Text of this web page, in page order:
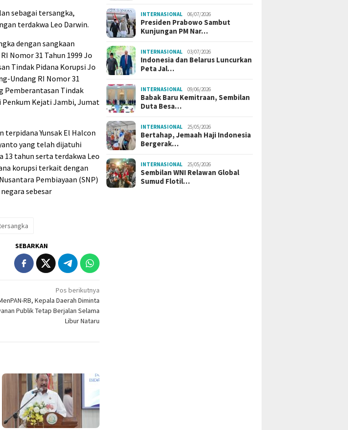
sebagai tersangka,
terdakwa Leo Darwin.
dengan sangkaan
Nomor 31 Tahun 1999 Jo
Tindak Pidana Korupsi Jo
Undang RI Nomor 31
Pemberantasan Tindak
Penkum Kejati Jambi, Jumat
terpidana Yunsak El Halcon
yang telah dijatuhi
13 tahun serta terdakwa Leo
korupsi terkait dengan
Pembiayaan (SNP)
sebesar
SEBARKAN
Pos berikutnya
RB, Kepala Daerah Diminta
Publik Tetap Berjalan Selama
Libur Nataru
INTERNASIONAL 06/07/2026
Presiden Prabowo Sambut
Kunjungan PM Nar…
INTERNASIONAL 03/07/2026
Indonesia dan Belarus Luncurkan
Peta Jal…
INTERNASIONAL 09/06/2026
Babak Baru Kemitraan, Sembilan
Duta Besa…
INTERNASIONAL 25/05/2026
Bertahap, Jemaah Haji Indonesia
Bergerak…
INTERNASIONAL 25/05/2026
Sembilan WNI Relawan Global
Sumud Flotil…